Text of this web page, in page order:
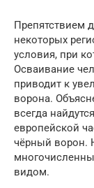
Препятствием
некоторых
условия, при
Осваивание
приводит к
ворона.
всегда
европейской
чёрный ворон.
видом.